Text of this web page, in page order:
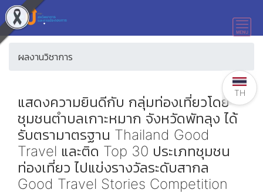
ผลงานวิชาการ
แสดงความยินดีกับ กลุ่มท่องเที่ยวโดย
ชุมชนตำบลเกาะหมาก จังหวัดพัทลุง ได้
รับตรามาตรฐาน Thailand Good
Travel และติด Top 30 ประเภทชุมชน
ท่องเที่ยว ไปแข่งรางวัลระดับสากล
Good Travel Stories Competition
TH